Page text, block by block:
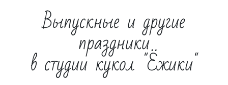
Выпускные и другие
праздники
в студии кукол "Ёжики"